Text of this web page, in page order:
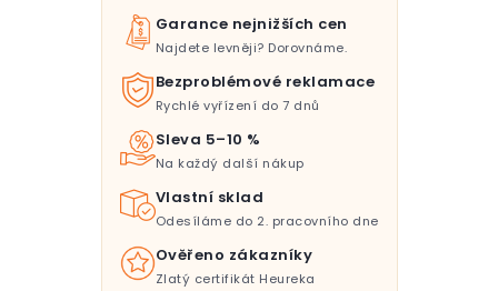
Garance nejnižších cen
Najdete levněji? Dorovnáme.
Bezproblémové reklamace
Rychlé vyřízení do 7 dnů
Sleva 5–10 %
Na každý další nákup
Vlastní sklad
Odesíláme do 2. pracovního dne
Ověřeno zákazníky
Zlatý certifikát Heureka